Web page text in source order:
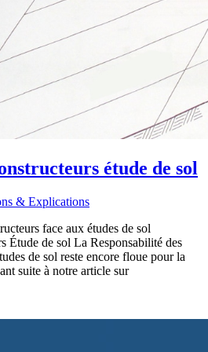
étude de sol
& Explications
face aux études de sol
Étude de sol La Responsabilité des
de sol reste encore floue pour la
suite à notre article sur